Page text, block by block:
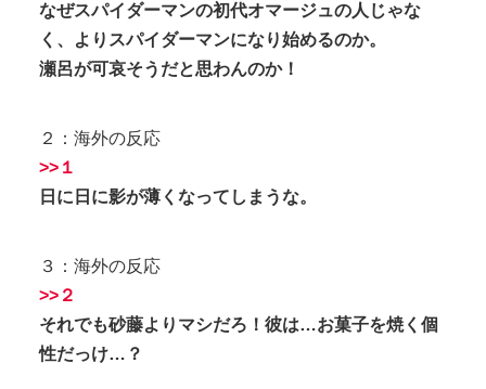
なぜスパイダーマンの初代オマージュの人じゃな
く、よりスパイダーマンになり始めるのか。
瀬呂が可哀そうだと思わんのか！
２：海外の反応
>>１
日に日に影が薄くなってしまうな。
３：海外の反応
>>２
それでも砂藤よりマシだろ！彼は…お菓子を焼く個
性だっけ…？